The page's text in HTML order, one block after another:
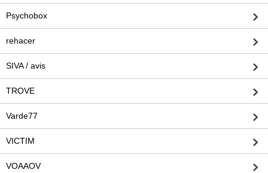
Psychobox
rehacer
SIVA / avis
TROVE
Varde77
VICTIM
VOAAOV